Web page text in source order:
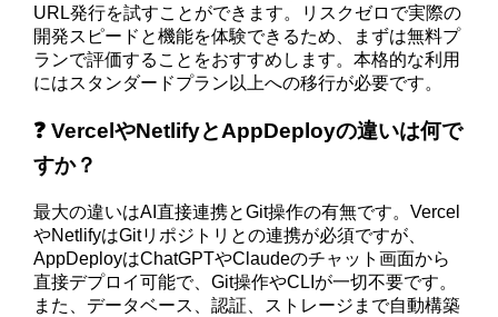
URL発行を試すことができます。リスクゼロで実際の
開発スピードと機能を体験できるため、まずは無料プ
ランで評価することをおすすめします。本格的な利用
にはスタンダードプラン以上への移行が必要です。
❓ VercelやNetlifyとAppDeployの違いは何で
すか？
最大の違いはAI直接連携とGit操作の有無です。Vercel
やNetlifyはGitリポジトリとの連携が必須ですが、
AppDeployはChatGPTやClaudeのチャット画面から
直接デプロイ可能で、Git操作やCLIが一切不要です。
また、データベース、認証、ストレージまで自動構築